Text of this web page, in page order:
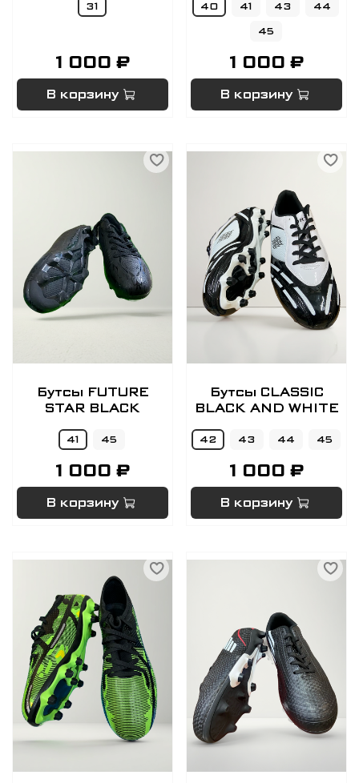
31
1 000 ₽
В корзину
40 41 43
44
45
1 000 ₽
В корзину
Бутсы FUTURE
STAR BLACK
41 45
1 000 ₽
В корзину
Бутсы CLASSIC
BLACK AND WHITE
42 43 44 45
1 000 ₽
В корзину